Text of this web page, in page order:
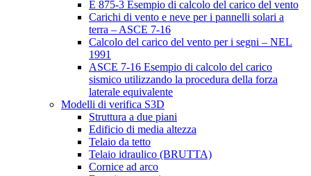
È 875-3 Esempio di calcolo del carico del vento
Carichi di vento e neve per i pannelli solari a
terra – ASCE 7-16
Calcolo del carico del vento per i segni – NEL
1991
ASCE 7-16 Esempio di calcolo del carico
sismico utilizzando la procedura della forza
laterale equivalente
Modelli di verifica S3D
Struttura a due piani
Edificio di media altezza
Telaio da tetto
Telaio idraulico (BRUTTA)
Cornice ad arco